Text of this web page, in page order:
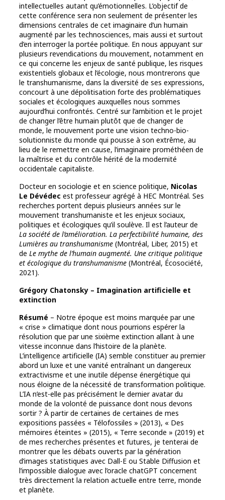
intellectuelles autant qu’émotionnelles. L’objectif de
cette conférence sera non seulement de présenter les
dimensions centrales de cet imaginaire d’un humain
augmenté par les technosciences, mais aussi et surtout
d’en interroger la portée politique. En nous appuyant sur
plusieurs revendications du mouvement, notamment en
ce qui concerne les enjeux de santé publique, les risques
existentiels globaux et l’écologie, nous montrerons que
le transhumanisme, dans la diversité de ses expressions,
concourt à une dépolitisation forte des problématiques
sociales et écologiques auxquelles nous sommes
aujourd’hui confrontés. Centré sur l’ambition et le projet
de changer l’être humain plutôt que de changer de
monde, le mouvement porte une vision techno-bio-
solutionniste du monde qui pousse à son extrême, au
lieu de le remettre en cause, l’imaginaire prométhéen de
la maîtrise et du contrôle hérité de la modernité
occidentale capitaliste.
Docteur en sociologie et en science politique, Nicolas
Le Dévédec est professeur agrégé à HEC Montréal. Ses
recherches portent depuis plusieurs années sur le
mouvement transhumaniste et les enjeux sociaux,
politiques et écologiques qu’il soulève. Il est l’auteur de
La société de l’amélioration. La perfectibilité humaine, des
Lumières au transhumanisme (Montréal, Liber, 2015) et
de Le mythe de l’humain augmenté. Une critique politique
et écologique du transhumanisme (Montréal, Écosociété,
2021).
Grégory Chatonsky – Imagination artificielle et
extinction
Résumé – Notre époque est moins marquée par une
« crise » climatique dont nous pourrions espérer la
résolution que par une sixième extinction allant à une
vitesse inconnue dans l’histoire de la planète.
L’intelligence artificielle (IA) semble constituer au premier
abord un luxe et une vanité entraînant un dangereux
extractivisme et une inutile dépense énergétique qui
nous éloigne de la nécessité de transformation politique.
L’IA n’est-elle pas précisément le dernier avatar du
monde de la volonté de puissance dont nous devons
sortir ? À partir de certaines de certaines de mes
expositions passées « Télofossiles » (2013), « Des
mémoires éteintes » (2015), « Terre seconde » (2019) et
de mes recherches présentes et futures, je tenterai de
montrer que les débats ouverts par la génération
d’images statistiques avec Dall-E ou Stable Diffusion et
l’impossible dialogue avec l’oracle chatGPT concernent
très directement la relation actuelle entre terre, monde
et planète.